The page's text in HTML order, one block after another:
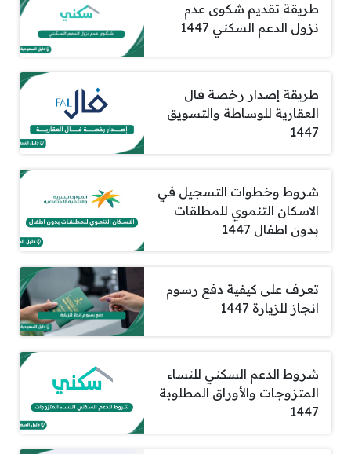
طريقة تقديم شكوى عدم
نزول الدعم السكني 1447
طريقة إصدار رخصة فال
العقارية للوساطة والتسويق
1447
شروط وخطوات التسجيل في
الاسكان التنموي للمطلقات
بدون اطفال 1447
تعرف على كيفية دفع رسوم
انجاز للزيارة 1447
شروط الدعم السكني للنساء
المتزوجات والأوراق المطلوبة
1447